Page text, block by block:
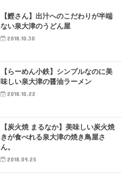
【鰹さん】出汁へのこだわりが半端
ない泉大津のうどん屋
2018.10.30
【らーめん小鉄】シンプルなのに美
味しい泉大津の醤油ラーメン
2018.10.22
【炭火焼 まるなか】美味しい炭火焼
きが食べれる泉大津の焼き鳥屋さ
ん。
2018.09.25